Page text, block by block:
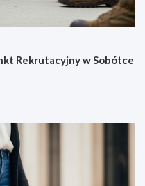
Rekrutacyjny w Sobótce